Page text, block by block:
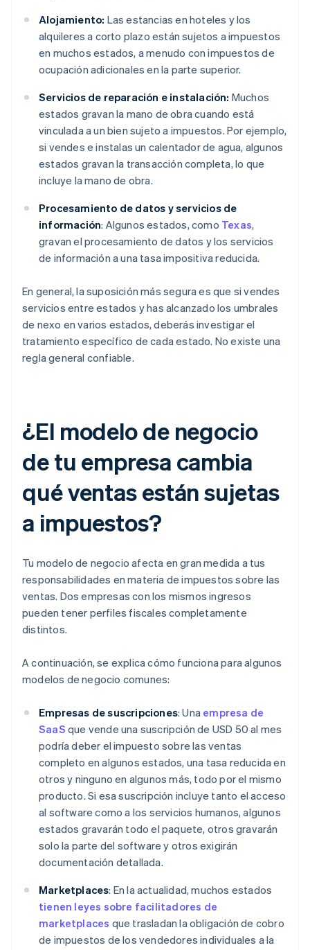
Alojamiento: Las estancias en hoteles y los
alquileres a corto plazo están sujetos a impuestos
en muchos estados, a menudo con impuestos de
ocupación adicionales en la parte superior.
Servicios de reparación e instalación: Muchos
estados gravan la mano de obra cuando está
vinculada a un bien sujeto a impuestos. Por ejemplo,
si vendes e instalas un calentador de agua, algunos
estados gravan la transacción completa, lo que
incluye la mano de obra.
Procesamiento de datos y servicios de
información: Algunos estados, como Texas,
gravan el procesamiento de datos y los servicios
de información a una tasa impositiva reducida.
En general, la suposición más segura es que si vendes
servicios entre estados y has alcanzado los umbrales
de nexo en varios estados, deberás investigar el
tratamiento específico de cada estado. No existe una
regla general confiable.
¿El modelo de negocio
de tu empresa cambia
qué ventas están sujetas
a impuestos?
Tu modelo de negocio afecta en gran medida a tus
responsabilidades en materia de impuestos sobre las
ventas. Dos empresas con los mismos ingresos
pueden tener perfiles fiscales completamente
distintos.
A continuación, se explica cómo funciona para algunos
modelos de negocio comunes:
Empresas de suscripciones: Una empresa de
SaaS que vende una suscripción de USD 50 al mes
podría deber el impuesto sobre las ventas
completo en algunos estados, una tasa reducida en
otros y ninguno en algunos más, todo por el mismo
producto. Si esa suscripción incluye tanto el acceso
al software como a los servicios humanos, algunos
estados gravarán todo el paquete, otros gravarán
solo la parte del software y otros exigirán
documentación detallada.
Marketplaces: En la actualidad, muchos estados
tienen leyes sobre facilitadores de
marketplaces que trasladan la obligación de cobro
de impuestos de los vendedores individuales a la